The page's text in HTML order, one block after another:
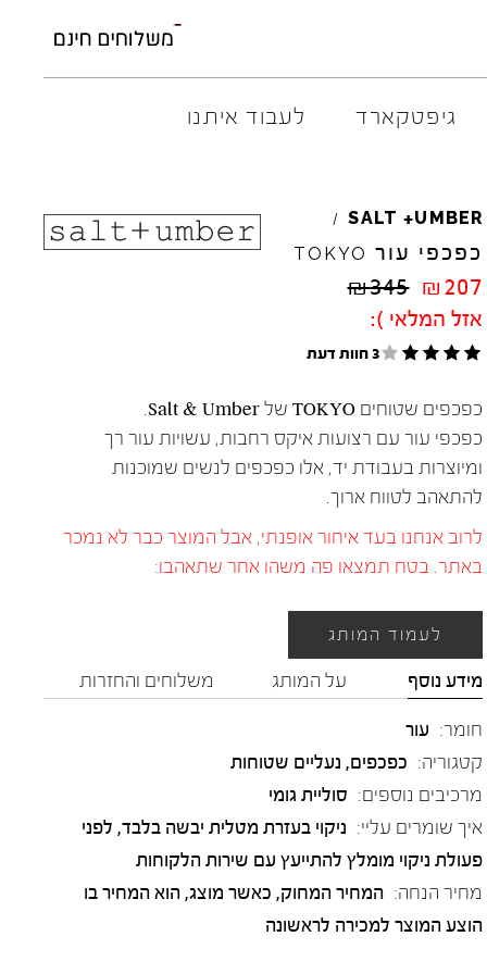
AMBITIOUS
ARO
CRIMELONDON
ELIA
GOLA
HOKA
LE
גיפטקארד לעבוד איתנו
SALT +UMBER
/
כפכפי עור TOKYO
₪345 ₪207
אזל המלאי ):
3 חוות דעת
כפכפים שטוחים TOKYO של Salt & Umber.
כפכפי עור עם רצועות איקס רחבות, עשויות עור רך
ומיוצרות בעבודת יד, אלו כפכפים לנשים שמוכנות
להתאהב לטווח ארוך.
לרוב אנחנו בעד איחור אופנתי, אבל המוצר כבר לא נמכר
באתר. בטח תמצאו פה משהו אחר שתאהבו:
לעמוד המותג
מידע נוסף על המותג משלוחים והחזרות
חומר: עור
קטגוריה: כפכפים, נעליים שטוחות
מרכיבים נוספים: סוליית גומי
איך שומרים עליי: ניקוי בעזרת מטלית יבשה בלבד, לפני
פעולת ניקוי מומלץ להתייעץ עם שירות הלקוחות
מחיר הנחה: המחיר המחוק, כאשר מוצג, הוא המחיר בו
הוצע המוצר למכירה לראשונה